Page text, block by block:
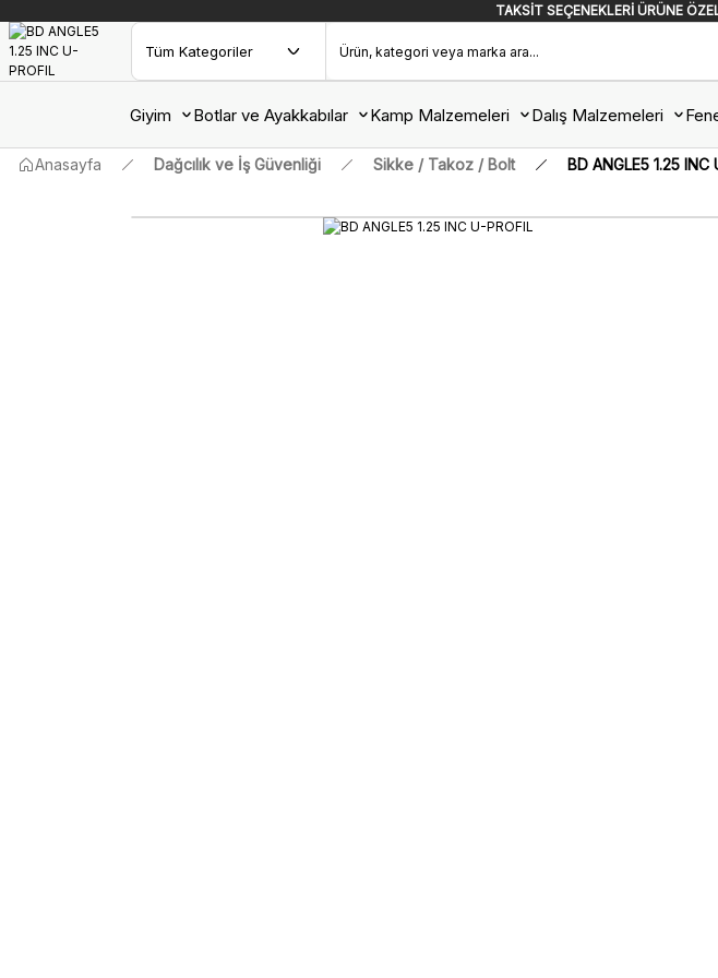
TAKSİT SEÇENEKLERİ ÜRÜNE
Giyim Botlar ve Ayakkabılar Kamp Malzemeleri Dalış Malzemeleri
Anasayfa Dağcılık ve İş Güvenliği Sikke / Takoz / Bolt BD ANGLE5 1.25 INC